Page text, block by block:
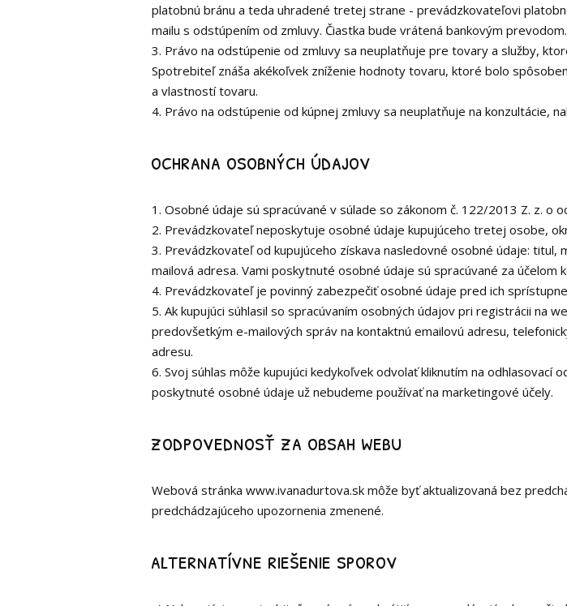
platobnú bránu a teda uhradené tretej strane - prevádzkovateľovi
mailu s odstúpením od zmluvy. Čiastka bude vrátená bankovým prevodom.
3. Právo na odstúpenie od zmluvy sa neuplatňuje pre tovary a služby,
Spotrebiteľ znáša akékoľvek zníženie hodnoty tovaru, ktoré bolo
a vlastností tovaru.
4. Právo na odstúpenie od kúpnej zmluvy sa neuplatňuje na konzultácie,
ochrana osobných údajov
1. Osobné údaje sú spracúvané v súlade so zákonom č. 122/2013 Z. z. o
2. Prevádzkovateľ neposkytuje osobné údaje kupujúceho tretej osobe,
3. Prevádzkovateľ od kupujúceho získava nasledovné osobné údaje:
mailová adresa. Vami poskytnuté osobné údaje sú spracúvané za účelom
4. Prevádzkovateľ je povinný zabezpečiť osobné údaje pred ich
5. Ak kupujúci súhlasil so spracúvaním osobných údajov pri registrácii na
predovšetkým e-mailových správ na kontaktnú emailovú adresu,
adresu.
6. Svoj súhlas môže kupujúci kedykoľvek odvolať kliknutím na odhlasovací
poskytnuté osobné údaje už nebudeme používať na marketingové účely.
zodpovednosť za obsah webu
Webová stránka www.ivanadurtova.sk môže byť aktualizovaná bez
predchádzajúceho upozornenia zmenené.
alternatívne riešenie sporov